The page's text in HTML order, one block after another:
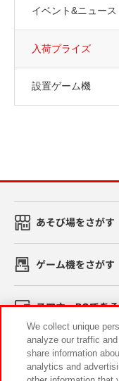
イベント&ニュース
入荷プライズ
設置ゲーム機
あそび場をさがす
ゲーム機をさがす
スマホ・PCであ
イベント・キャン
We collect unique
analyze our traffic
share information
analytics and